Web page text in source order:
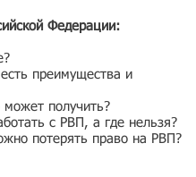
Федерации:
преимущества и
может получить?
с РВП, а где нельзя?
потерять право на РВП?